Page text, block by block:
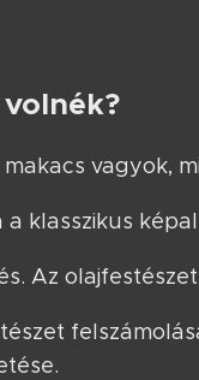
makacs vagyok,
a klasszikus
Az